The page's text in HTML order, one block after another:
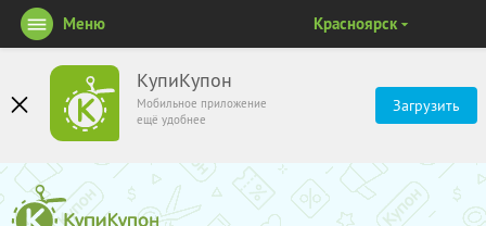
КупиКупон
Мобильное приложение
ещё удобнее
Загрузить
Меню Красноярск